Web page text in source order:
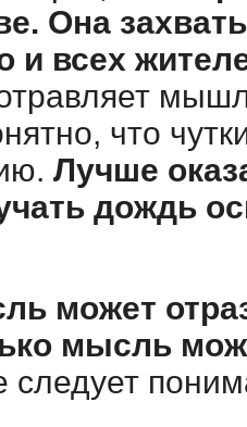
Она
и всех
что
Лучше
дождь
может
мысль
следует